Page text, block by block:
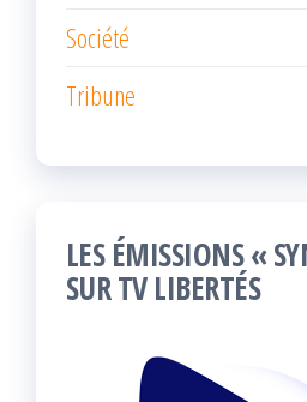
Société
Tribune
LES ÉMISSIONS «
SUR TV LIBERTÉS